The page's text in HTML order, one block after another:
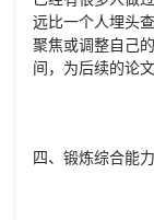
远比一个人埋头
聚焦或调整自己
间，为后续的论
四、锻炼综合能